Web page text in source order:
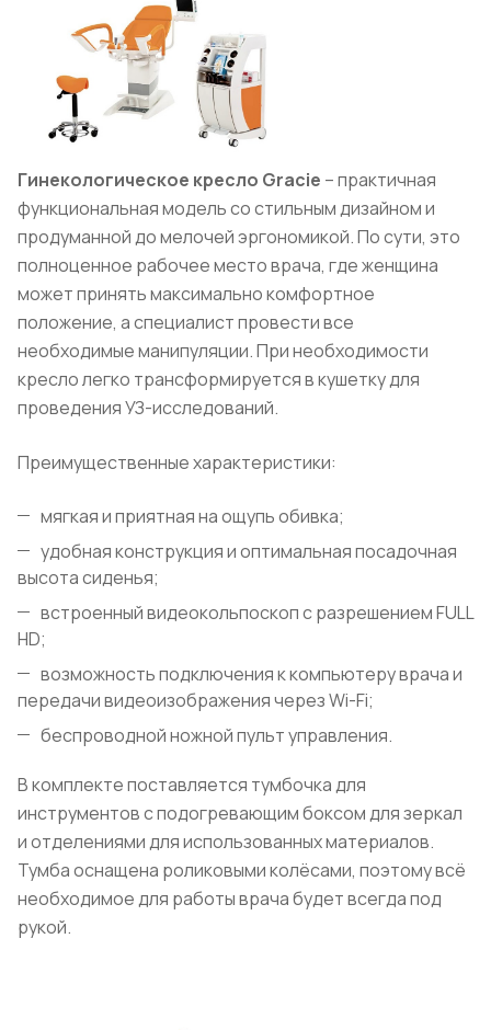
Гинекологическое кресло Gracie – практичная
функциональная модель со стильным дизайном и
продуманной до мелочей эргономикой. По сути, это
полноценное рабочее место врача, где женщина
может принять максимально комфортное
положение, а специалист провести все
необходимые манипуляции. При необходимости
кресло легко трансформируется в кушетку для
проведения УЗ-исследований.
Преимущественные характеристики:
мягкая и приятная на ощупь обивка;
удобная конструкция и оптимальная посадочная
высота сиденья;
встроенный видеокольпоскоп с разрешением FULL
HD;
возможность подключения к компьютеру врача и
передачи видеоизображения через Wi-Fi;
беспроводной ножной пульт управления.
В комплекте поставляется тумбочка для
инструментов с подогревающим боксом для зеркал
и отделениями для использованных материалов.
Тумба оснащена роликовыми колёсами, поэтому всё
необходимое для работы врача будет всегда под
рукой.